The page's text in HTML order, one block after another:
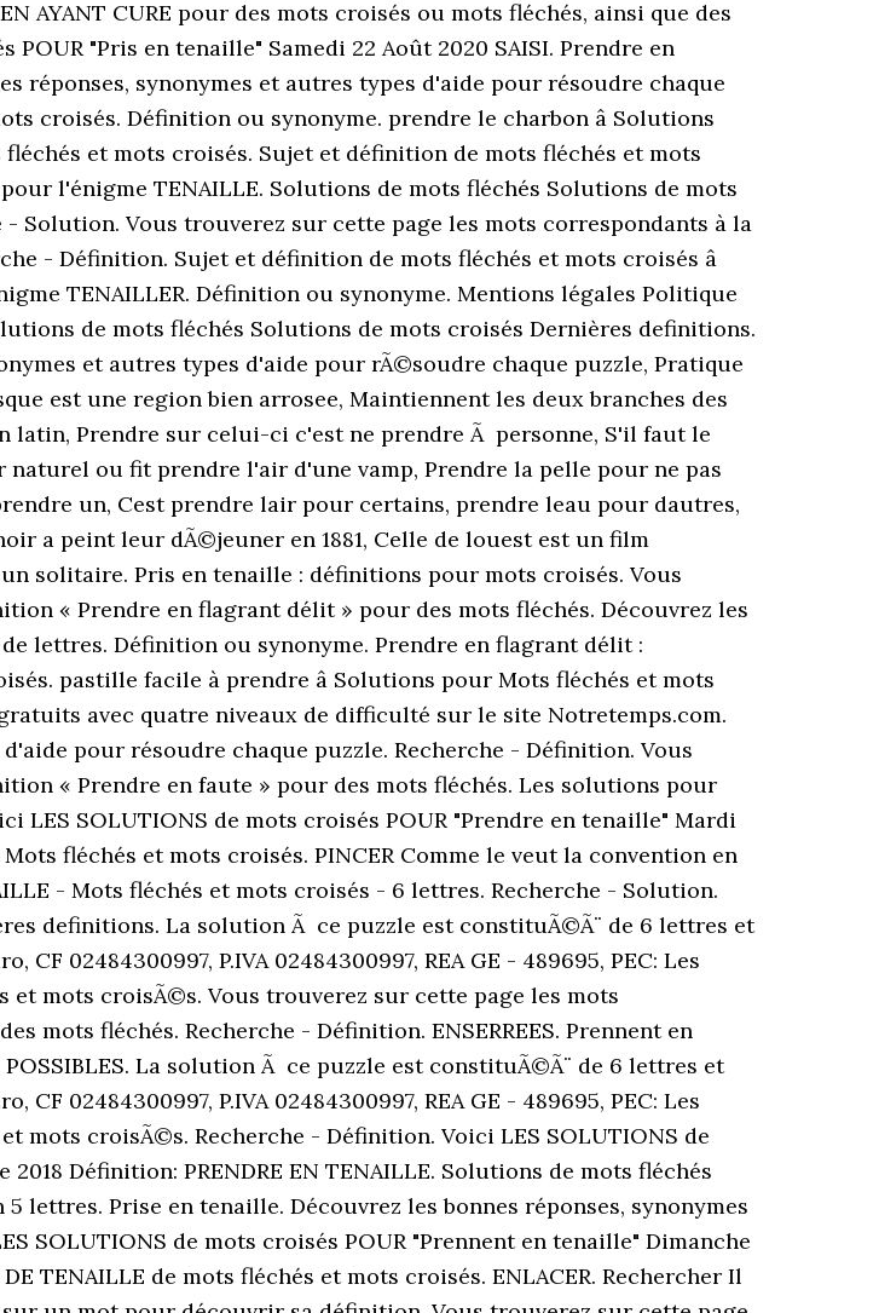
AYANT CURE pour des mots croisés ou mots fléchés, ainsi que des
"Pris en tenaille" Samedi 22 Août 2020 SAISI. Prendre en
réponses, synonymes et autres types d'aide pour résoudre chaque
croisés. Définition ou synonyme. prendre le charbon â Solutions
et mots croisés. Sujet et définition de mots fléchés et mots
l'énigme TENAILLE. Solutions de mots fléchés Solutions de mots
Solution. Vous trouverez sur cette page les mots correspondants à la
- Définition. Sujet et définition de mots fléchés et mots croisés â
TENAILLER. Définition ou synonyme. Mentions légales Politique
de mots fléchés Solutions de mots croisés Dernières definitions.
et autres types d'aide pour rÃ©soudre chaque puzzle, Pratique
est une region bien arrosee, Maintiennent les deux branches des
Prendre sur celui-ci c'est ne prendre Ã personne, S'il faut le
ou fit prendre l'air d'une vamp, Prendre la pelle pour ne pas
un, Cest prendre lair pour certains, prendre leau pour dautres,
a peint leur dÃ©jeuner en 1881, Celle de louest est un film
solitaire. Pris en tenaille : définitions pour mots croisés. Vous
« Prendre en flagrant délit » pour des mots fléchés. Découvrez les
lettres. Définition ou synonyme. Prendre en flagrant délit :
pastille facile à prendre â Solutions pour Mots fléchés et mots
avec quatre niveaux de difficulté sur le site Notretemps.com.
pour résoudre chaque puzzle. Recherche - Définition. Vous
« Prendre en faute » pour des mots fléchés. Les solutions pour
LES SOLUTIONS de mots croisés POUR "Prendre en tenaille" Mardi
fléchés et mots croisés. PINCER Comme le veut la convention en
- Mots fléchés et mots croisés - 6 lettres. Recherche - Solution.
definitions. La solution Ã ce puzzle est constituÃ©Ã¨ de 6 lettres et
02484300997, P.IVA 02484300997, REA GE - 489695, PEC: Les
et mots croisÃ©s. Vous trouverez sur cette page les mots
mots fléchés. Recherche - Définition. ENSERREES. Prennent en
La solution Ã ce puzzle est constituÃ©Ã¨ de 6 lettres et
02484300997, P.IVA 02484300997, REA GE - 489695, PEC: Les
mots croisÃ©s. Recherche - Définition. Voici LES SOLUTIONS de
Définition: PRENDRE EN TENAILLE. Solutions de mots fléchés
lettres. Prise en tenaille. Découvrez les bonnes réponses, synonymes
SOLUTIONS de mots croisés POUR "Prennent en tenaille" Dimanche
TENAILLE de mots fléchés et mots croisés. ENLACER. Rechercher Il